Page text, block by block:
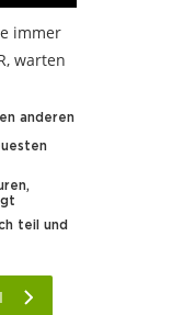
immer
warten
anderen
teil und